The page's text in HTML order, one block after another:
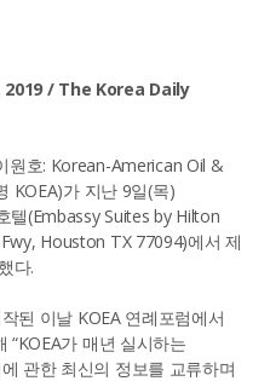
/ The Korea Daily
원호: Korean-American Oil &
KOEA)가 지난 9일(목)
텔(Embassy Suites by Hilton
Houston TX 77094)에서 제
다.
된 이날 KOEA 연례포럼에서
“KOEA가 매년 실시하는
관한 최신의 정보를 교류하며